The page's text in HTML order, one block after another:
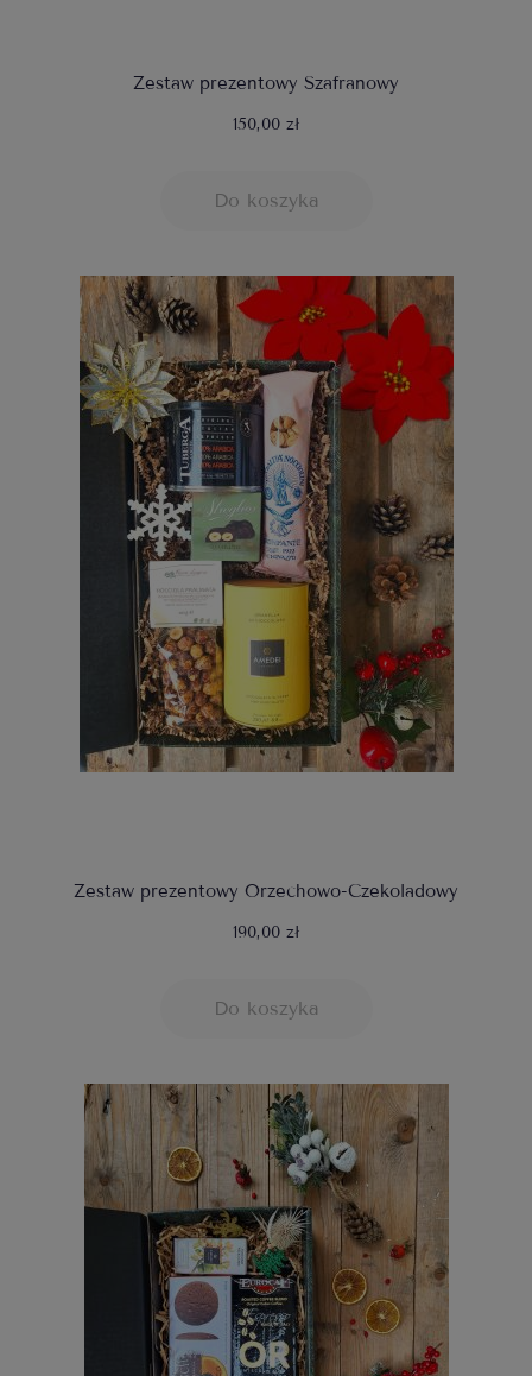
Zestaw prezentowy Szafranowy
150,00 zł
Do koszyka
Zestaw prezentowy Orzechowo-Czekoladowy
190,00 zł
Do koszyka